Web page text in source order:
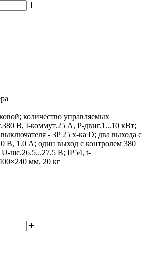
количество управляемых
В, I-коммут.25 А, P-двиг.1...10 кВт;
- 3P 25 х-ка D; два выхода с
В, 1.0 А; один выход с контролем 380
шс.26.5...27.5 В; IP54, t-
мм, 20 кг